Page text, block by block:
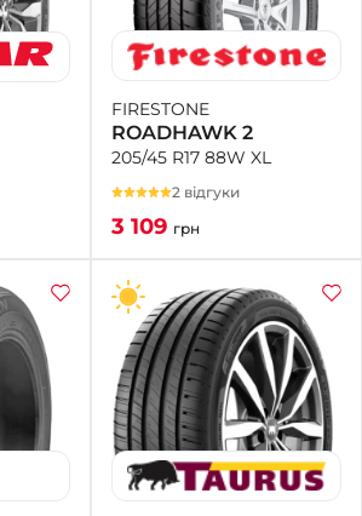
FIRESTONE
ROADHAWK 2
205/45 R17 88W XL
2 відгуки
3 109 грн